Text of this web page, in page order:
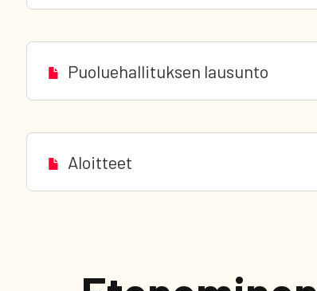
Puoluehallituksen lausunto
Aloitteet